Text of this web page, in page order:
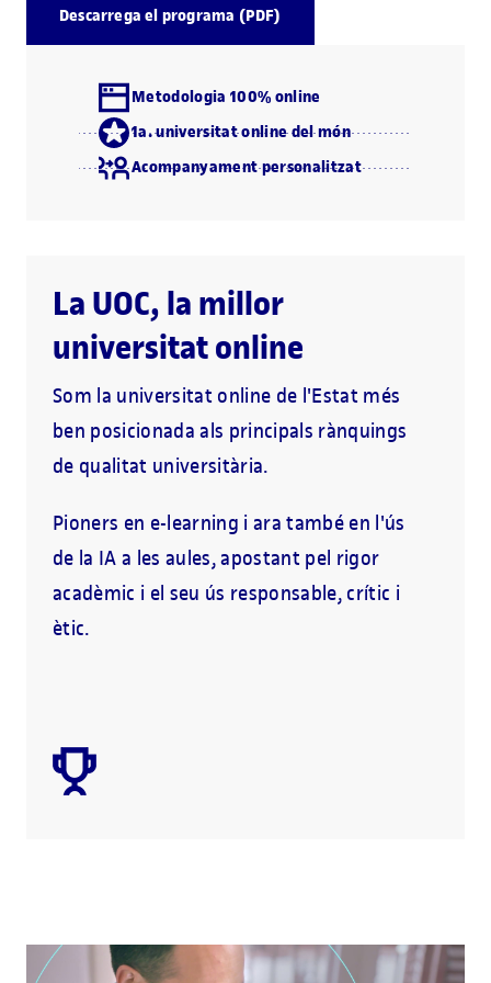
Descarrega el programa (PDF)
Metodologia 100% online
1a. universitat online del món
Acompanyament personalitzat
La UOC, la millor
universitat online
Som la universitat online de l'Estat més
ben posicionada als principals rànquings
de qualitat universitària.
Pioners en e-learning i ara també en l'ús
de la IA a les aules, apostant pel rigor
acadèmic i el seu ús responsable, crític i
ètic.